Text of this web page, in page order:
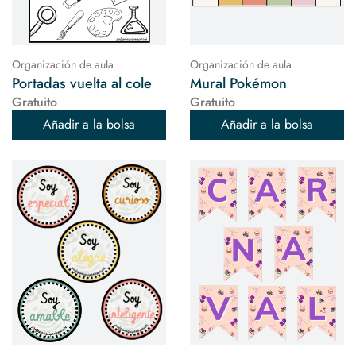
Organización de aula
Portadas vuelta al cole
Gratuito
Añadir a la bolsa
Organización de aula
Mural Pokémon
Gratuito
Añadir a la bolsa